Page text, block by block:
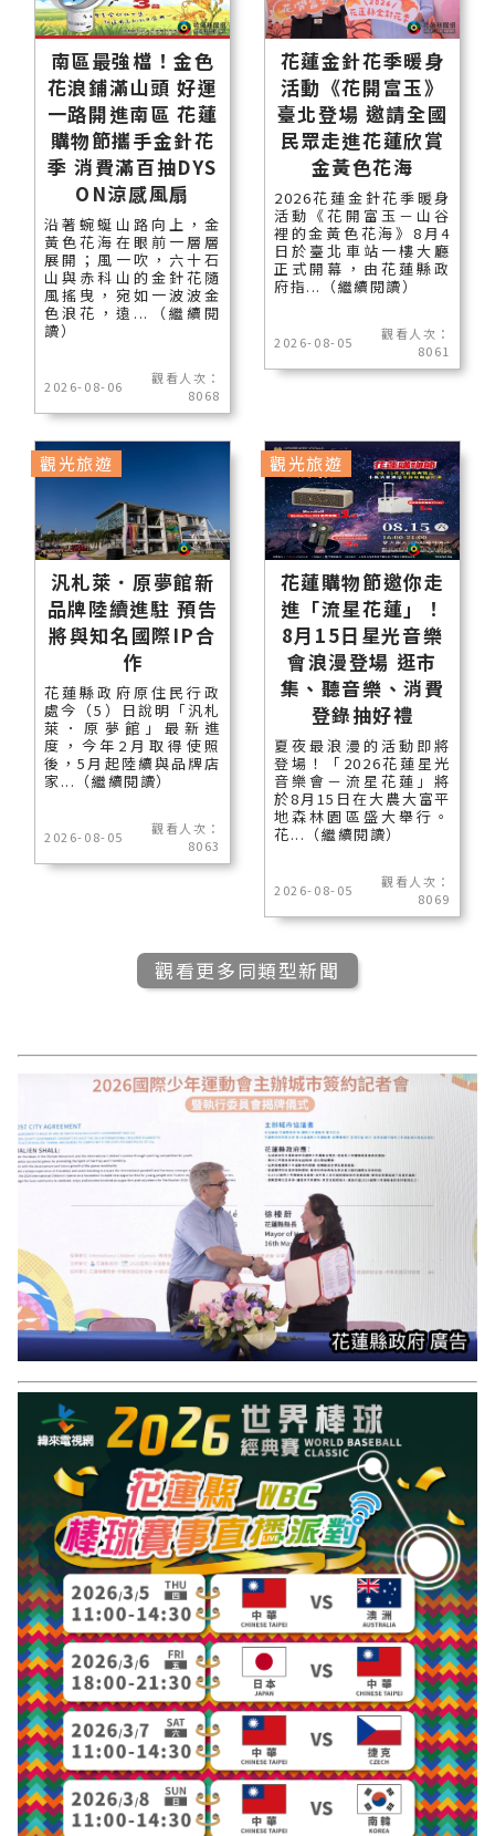
南區最強檔！金色
花浪鋪滿山頭 好運
一路開進南區 花蓮
購物節攜手金針花
季 消費滿百抽DYS
ON涼感風扇
沿著蜿蜒山路向上，金
黃色花海在眼前一層層
展開；風一吹，六十石
山與赤科山的金針花隨
風搖曳，宛如一波波金
色浪花，遠...（繼續閱
讀）
2026-08-06
觀看人次：
8068
花蓮金針花季暖身
活動《花開富玉》
臺北登場 邀請全國
民眾走進花蓮欣賞
金黃色花海
2026花蓮金針花季暖身
活動《花開富玉－山谷
裡的金黃色花海》8月4
日於臺北車站一樓大廳
正式開幕，由花蓮縣政
府指...（繼續閱讀）
2026-08-05
觀看人次：
8061
汎札萊．原夢館新
品牌陸續進駐 預告
將與知名國際IP合
作
花蓮縣政府原住民行政
處今（5）日說明「汎札
萊．原夢館」最新進
度，今年2月取得使照
後，5月起陸續與品牌店
家...（繼續閱讀）
2026-08-05
觀看人次：
8063
觀光旅遊
花蓮購物節邀你走
進「流星花蓮」！
8月15日星光音樂
會浪漫登場 逛市
集、聽音樂、消費
登錄抽好禮
夏夜最浪漫的活動即將
登場！「2026花蓮星光
音樂會－流星花蓮」將
於8月15日在大農大富平
地森林園區盛大舉行。
花...（繼續閱讀）
2026-08-05
觀看人次：
8069
觀光旅遊
觀看更多同類型新聞